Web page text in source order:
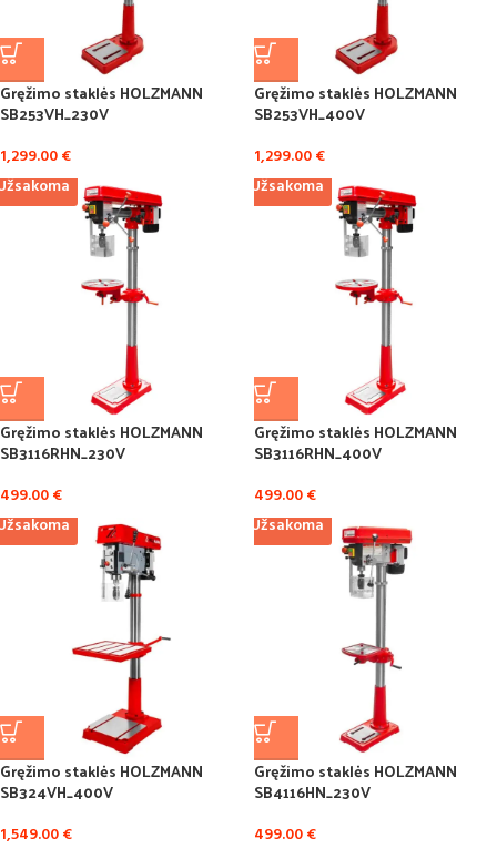
Gręžimo staklės HOLZMANN
SB253VH_230V
1,299.00€
Gręžimo staklės HOLZMANN
SB253VH_400V
1,299.00€
Gręžimo staklės HOLZMANN
SB3116RHN_230V
499.00€
Užsakoma
Gręžimo staklės HOLZMANN
SB3116RHN_400V
499.00€
Gręžimo staklės HOLZMANN
SB324VH_400V
1,549.00€
Užsakoma
Gręžimo staklės HOLZMANN
SB4116HN_230V
499.00€